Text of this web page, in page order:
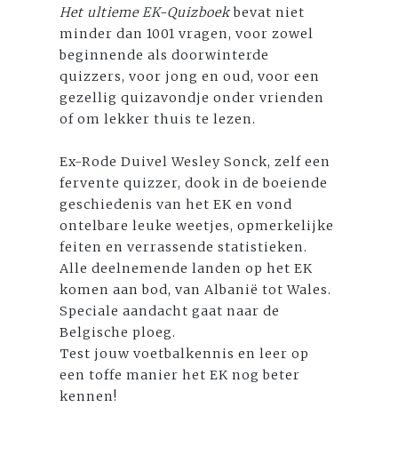
Het ultieme EK-Quizboekbevat niet
minder dan 1001 vragen, voor zowel
beginnende als doorwinterde
quizzers, voor jong en oud, voor een
gezellig quizavondje onder vrienden
of om lekker thuis te lezen.
Ex-Rode Duivel Wesley Sonck, zelf een
fervente quizzer, dook in de boeiende
geschiedenis van het EK en vond
ontelbare leuke weetjes, opmerkelijke
feiten en verrassende statistieken.
Alle deelnemende landen op het EK
komen aan bod, van Albanië tot Wales.
Speciale aandacht gaat naar de
Belgische ploeg.
Test jouw voetbalkennis en leer op
een toffe manier het EK nog beter
kennen!